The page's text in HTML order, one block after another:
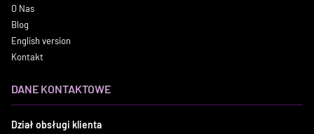
O Nas
Blog
English version
Kontakt
DANE KONTAKTOWE
Dział obsługi klienta